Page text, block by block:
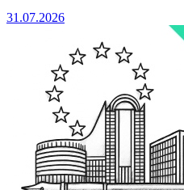
31.07.2026